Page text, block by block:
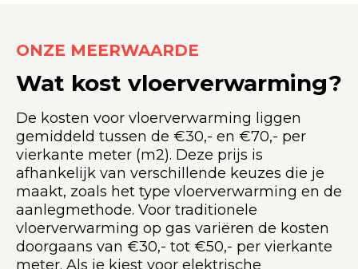
ONZE MEERWAARDE
Wat kost vloerverwarming?
De kosten voor vloerverwarming liggen
gemiddeld tussen de €30,- en €70,- per
vierkante meter (m2). Deze prijs is
afhankelijk van verschillende keuzes die je
maakt, zoals het type vloerverwarming en de
aanlegmethode. Voor traditionele
vloerverwarming op gas variëren de kosten
doorgaans van €30,- tot €50,- per vierkante
meter. Als je kiest voor elektrische